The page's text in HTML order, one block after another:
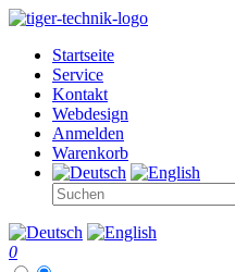
Startseite
Service
Kontakt
Webdesign
Anmelden
Warenkorb
0